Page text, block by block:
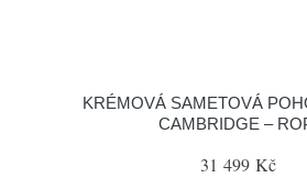
KRÉMOVÁ SAMETOVÁ
CAMBRIDGE –
31 499 Kč